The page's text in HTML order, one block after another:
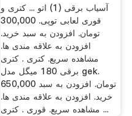
آسیاب برقی (1) اتو ... کتری و
قوری لعابی توپی. 300,000
تومان. افزودن به سبد خرید.
افزودن به علاقه مندی ها.
مشاهده سریع. کتری . کتری
برقی 180 میگل مدل gek.
650,000 تومان. افزودن به سبد
خرید. افزودن به علاقه مندی ها.
مشاهده سریع. قوری . کتری ...